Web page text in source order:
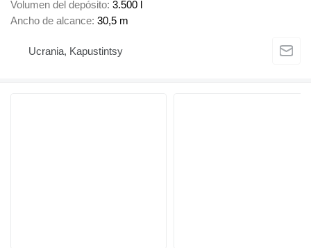
Volumen del depósito 3.500 l
Ancho de alcance 30,5 m
Ucrania, Kapustintsy